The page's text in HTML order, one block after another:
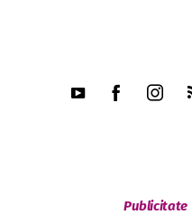
Publicitate